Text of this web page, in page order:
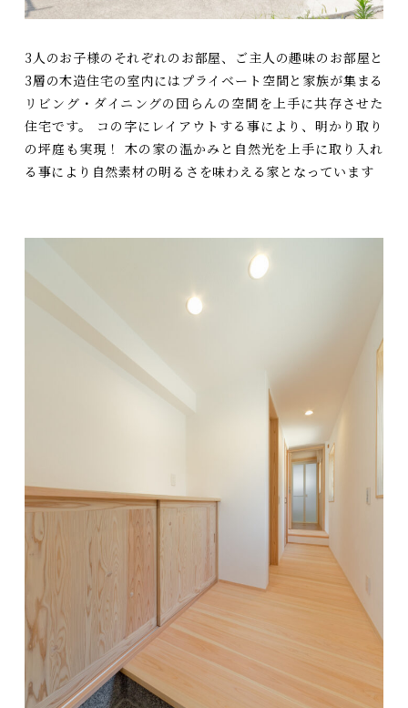
3人のお子様のそれぞれのお部屋、ご主人の趣味のお部屋と
3層の木造住宅の室内にはプライベート空間と家族が集まる
リビング・ダイニングの団らんの空間を上手に共存させた
住宅です。 コの字にレイアウトする事により、明かり取り
の坪庭も実現！ 木の家の温かみと自然光を上手に取り入れ
る事により自然素材の明るさを味わえる家となっています